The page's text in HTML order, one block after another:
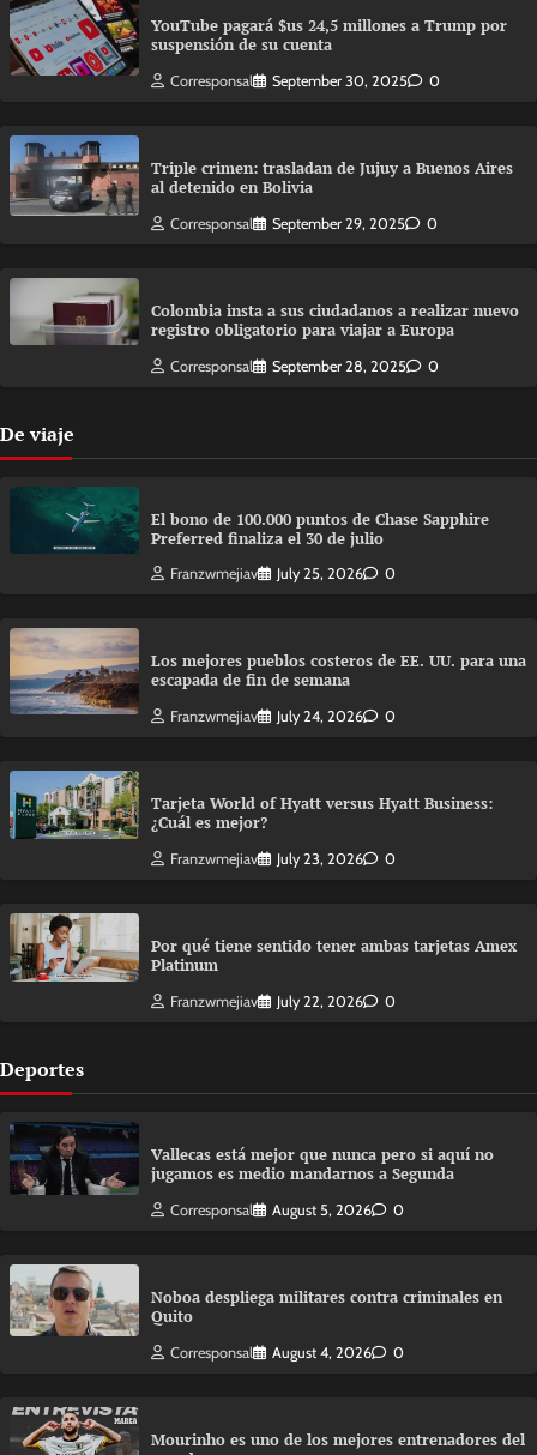
YouTube pagará $us 24,5 millones a Trump por
suspensión de su cuenta
Corresponsal September 30, 2025 0
Triple crimen: trasladan de Jujuy a Buenos Aires
al detenido en Bolivia
Corresponsal September 29, 2025 0
Colombia insta a sus ciudadanos a realizar nuevo
registro obligatorio para viajar a Europa
Corresponsal September 28, 2025 0
De viaje
El bono de 100.000 puntos de Chase Sapphire
Preferred finaliza el 30 de julio
Franzwmejiav July 25, 2026 0
Los mejores pueblos costeros de EE. UU. para una
escapada de fin de semana
Franzwmejiav July 24, 2026 0
Tarjeta World of Hyatt versus Hyatt Business:
¿Cuál es mejor?
Franzwmejiav July 23, 2026 0
Por qué tiene sentido tener ambas tarjetas Amex
Platinum
Franzwmejiav July 22, 2026 0
Deportes
Vallecas está mejor que nunca pero si aquí no
jugamos es medio mandarnos a Segunda
Corresponsal August 5, 2026 0
Noboa despliega militares contra criminales en
Quito
Corresponsal August 4, 2026 0
Mourinho es uno de los mejores entrenadores del